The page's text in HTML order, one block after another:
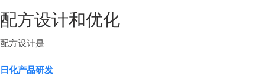
配方设计和优化
配方设计是
日化产品研发